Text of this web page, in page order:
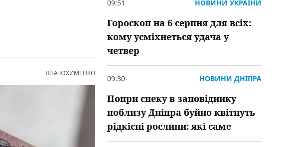
ЯНА ЮХИМЕНКО
09:51 НОВИНИ УКРАЇНИ
Гороскоп на 6 серпня для всіх:
кому усміхнеться удача у
четвер
09:30 НОВИНИ ДНІПРА
Попри спеку в заповіднику
поблизу Дніпра буйно квітнуть
рідкісні рослини: які саме